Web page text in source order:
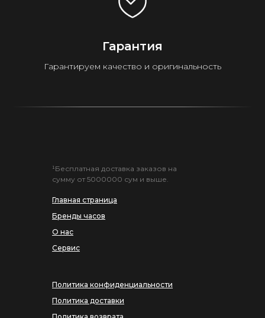
Гарантия
Гарантируем качество и оригинальность
Главная страница
Бренды часов
О нас
Сервис
¹Бесплатная доставка заказов на
сумму от 5000000 сум и выше.
Политика конфиденциальности
Политика доставки